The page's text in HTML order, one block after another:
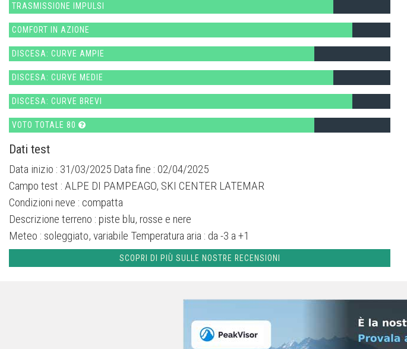
TRASMISSIONE IMPULSI
COMFORT IN AZIONE
DISCESA: CURVE AMPIE
DISCESA: CURVE MEDIE
DISCESA: CURVE BREVI
VOTO TOTALE 80
Dati test
Data inizio : 31/03/2025 Data fine : 02/04/2025
Campo test : ALPE DI PAMPEAGO, SKI CENTER LATEMAR
Condizioni neve : compatta
Descrizione terreno : piste blu, rosse e nere
Meteo : soleggiato, variabile Temperatura aria : da -3 a +1
SCOPRI DI PIÙ SULLE NOSTRE RECENSIONI